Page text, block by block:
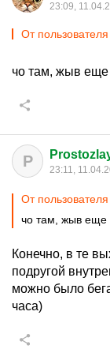
23:09,
От пользователя
чо там, жыв еще
P 23:11,
От пользователя
чо там, жыв еще
Конечно, в те
подругой
можно было
часа)